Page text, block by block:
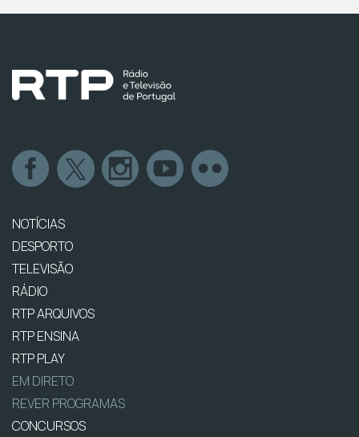
NOTÍCIAS
DESPORTO
TELEVISÃO
RÁDIO
RTP ARQUIVOS
RTP ENSINA
RTP PLAY
EM DIRETO
REVER PROGRAMAS
CONCURSOS